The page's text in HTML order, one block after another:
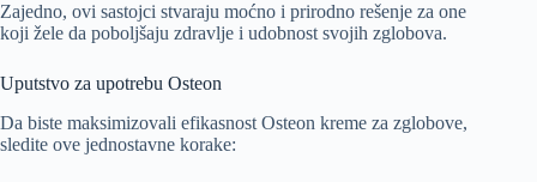
Zajedno, ovi sastojci stvaraju moćno i prirodno rešenje za one
koji žele da poboljšaju zdravlje i udobnost svojih zglobova.
Uputstvo za upotrebu Osteon
Da biste maksimizovali efikasnost Osteon kreme za zglobove,
sledite ove jednostavne korake: